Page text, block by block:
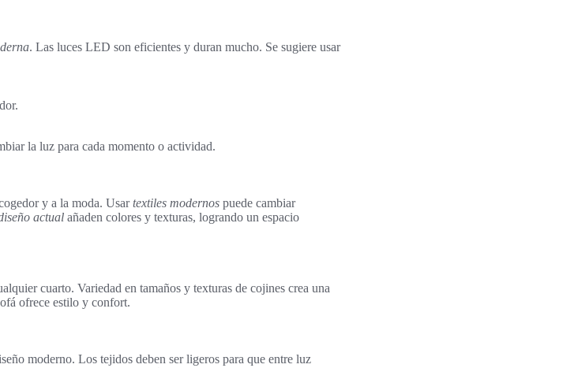
. Las luces LED son eficientes y duran mucho. Se sugiere usar
la luz para cada momento o actividad.
y a la moda. Usartextiles modernos puede cambiar
actual añaden colores y texturas, logrando un espacio
cuarto. Variedad en tamaños y texturas de cojines crea una
ofrece estilo y confort.
moderno. Los tejidos deben ser ligeros para que entre luz